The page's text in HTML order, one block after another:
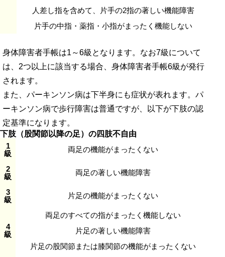
人差し指を含めて、片手の2指の著しい機能障害
片手の中指・薬指・小指がまったく機能しない
身体障害者手帳は1～6級となります。なお7級について
は、2つ以上に該当する場合、身体障害者手帳6級が発行
されます。
また、パーキンソン病は下半身にも症状が表れます。パ
ーキンソン病で歩行障害は普通ですが、以下が下肢の認
定基準になります。
下肢（股関節以降の足）の四肢不自由
1
級
両足の機能がまったくない
2
級
両足の著しい機能障害
3
級
片足の機能がまったくない
4
級
両足のすべての指がまったく機能しない
片足の著しい機能障害
片足の股関節または膝関節の機能がまったくない